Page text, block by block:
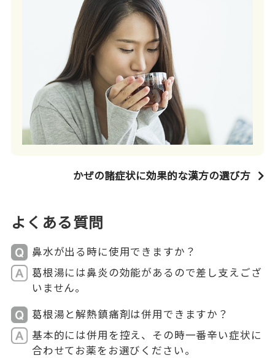
かぜの諸症状に効果的な漢方の選び方
よくある質問
鼻水が出る時に使用できますか？
葛根湯には鼻炎の効能があるので差し支えござ
いません。
葛根湯と解熱鎮痛剤は併用できますか？
基本的には併用を控え、その時一番辛い症状に
合わせてお薬をお選びください。